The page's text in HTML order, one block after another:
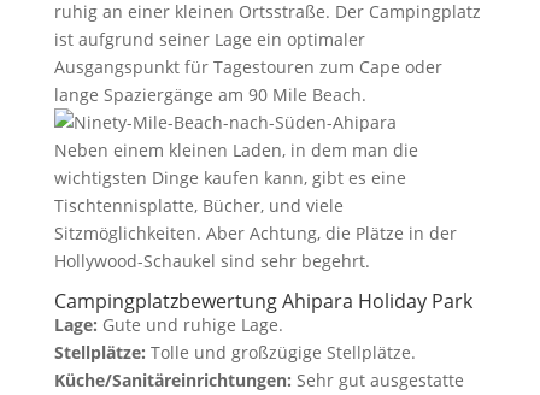
ruhig an einer kleinen Ortsstraße. Der Campingplatz
ist aufgrund seiner Lage ein optimaler
Ausgangspunkt für Tagestouren zum Cape oder
lange Spaziergänge am 90 Mile Beach.
Neben einem kleinen Laden, in dem man die
wichtigsten Dinge kaufen kann, gibt es eine
Tischtennisplatte, Bücher, und viele
Sitzmöglichkeiten. Aber Achtung, die Plätze in der
Hollywood-Schaukel sind sehr begehrt.
Campingplatzbewertung Ahipara Holiday Park
Lage: Gute und ruhige Lage.
Stellplätze: Tolle und großzügige Stellplätze.
Küche/Sanitäreinrichtungen: Sehr gut ausgestatte